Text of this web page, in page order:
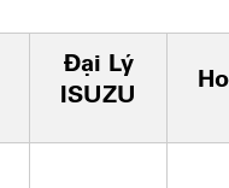
Đại Lý
ISUZU